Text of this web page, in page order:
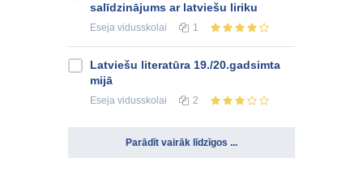
salīdzinājums ar latviešu liriku
Eseja vidusskolai 1
Latviešu literatūra 19./20.gadsimta
mijā
Eseja vidusskolai 2
Parādīt vairāk līdzīgos ...